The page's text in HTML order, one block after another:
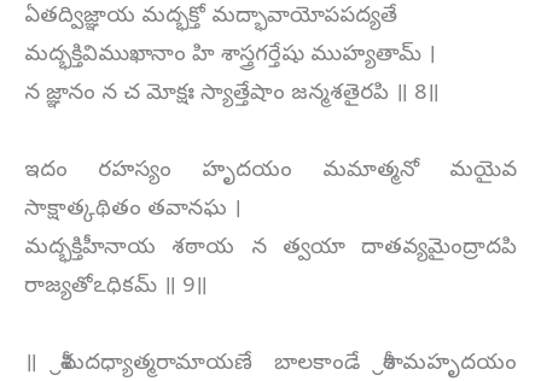
ఏతద్విజ్ఞాయ మద్భక్తో మద్భావాయోపపద్యతే
మద్భక్తివిముఖానాం హి శాస్త్రగర్తేషు ముహ్యతామ్ ।
న జ్ఞానం న చ మోక్షః స్యాత్తేషాం జన్మశతైరపి ॥ 8॥
ఇదం రహస్యం హృదయం మమాత్మనో మయైవ
సాక్షాత్కథితం తవానఘ ।
మద్భక్తిహీనాయ శఠాయ న త్వయా దాతవ్యమైంద్రాదపి
రాజ్యతోఽధికమ్ ॥ 9॥
॥ శ్రీమదధ్యాత్మరామాయణే బాలకాండే శ్రీరామహృదయం